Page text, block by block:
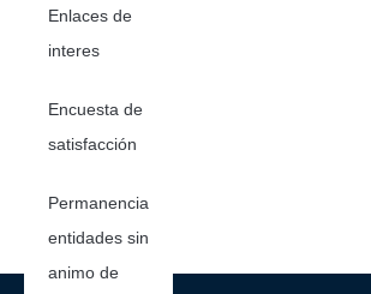
Enlaces de
interes
Encuesta de
satisfacción
Permanencia
entidades sin
animo de